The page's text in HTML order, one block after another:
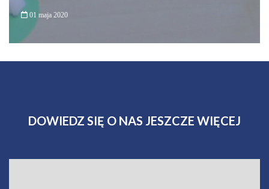
01 maja 2020
DOWIEDZ SIĘ O NAS JESZCZE WIĘCEJ